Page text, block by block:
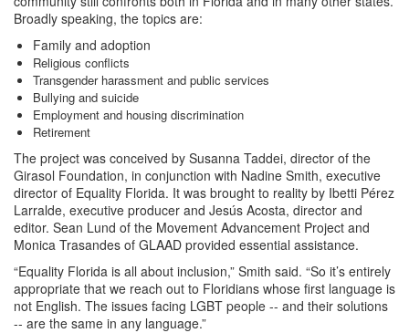
Broadly speaking, the topics are:
Family and adoption
Religious conflicts
Transgender harassment and public services
Bullying and suicide
Employment and housing discrimination
Retirement
The project was conceived by Susanna Taddei, director of the
Girasol Foundation, in conjunction with Nadine Smith, executive
director of Equality Florida. It was brought to reality by Ibetti Pérez
Larralde, executive producer and Jesús Acosta, director and
editor. Sean Lund of the Movement Advancement Project and
Monica Trasandes of GLAAD provided essential assistance.
“Equality Florida is all about inclusion,” Smith said. “So it’s entirely
appropriate that we reach out to Floridians whose first language is
not English. The issues facing LGBT people -- and their solutions
-- are the same in any language.”